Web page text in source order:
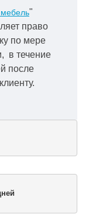
"
право
по мере
в течение
после